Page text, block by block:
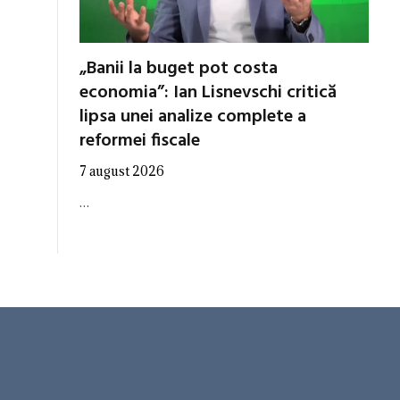
„Banii la buget pot costa
economia”: Ian Lisnevschi critică
lipsa unei analize complete a
reformei fiscale
7 august 2026
…